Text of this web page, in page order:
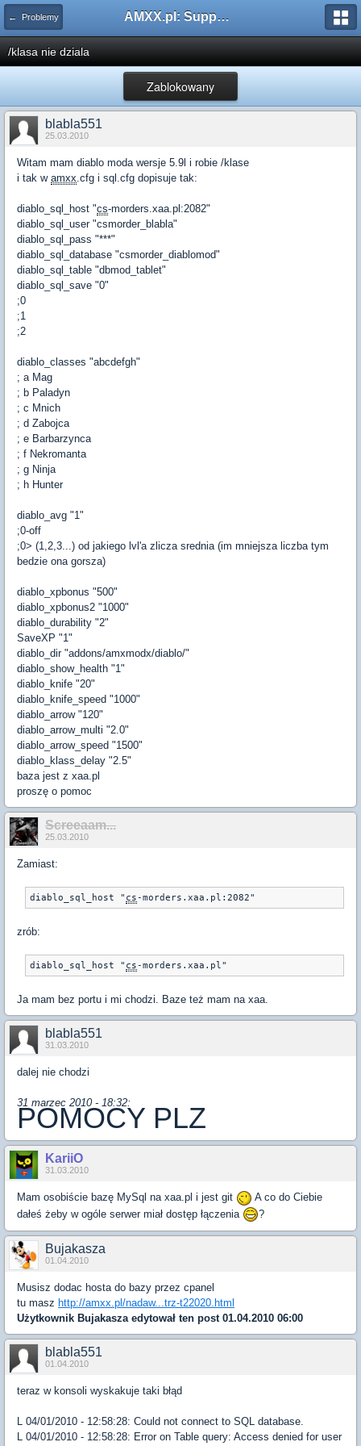
← Problemy AMXX.pl: Support AMX Mod X i SourceMod
/klasa nie dziala
Zablokowany
blabla551
25.03.2010
Witam mam diablo moda wersje 5.9l i robie /klase
i tak w amxx.cfg i sql.cfg dopisuje tak:
diablo_sql_host "cs-morders.xaa.pl:2082"
diablo_sql_user "csmorder_blabla"
diablo_sql_pass "***"
diablo_sql_database "csmorder_diablomod"
diablo_sql_table "dbmod_tablet"
diablo_sql_save "0"
;0
;1
;2
diablo_classes "abcdefgh"
; a Mag
; b Paladyn
; c Mnich
; d Zabojca
; e Barbarzynca
; f Nekromanta
; g Ninja
; h Hunter
diablo_avg "1"
;0-off
;0> (1,2,3...) od jakiego lvl'a zlicza srednia (im mniejsza liczba tym
bedzie ona gorsza)
diablo_xpbonus "500"
diablo_xpbonus2 "1000"
diablo_durability "2"
SaveXP "1"
diablo_dir "addons/amxmodx/diablo/"
diablo_show_health "1"
diablo_knife "20"
diablo_knife_speed "1000"
diablo_arrow "120"
diablo_arrow_multi "2.0"
diablo_arrow_speed "1500"
diablo_klass_delay "2.5"
baza jest z xaa.pl
proszę o pomoc
Screeaam...
25.03.2010
Zamiast:
diablo_sql_host " cs -morders.xaa.pl:2082"
zrób:
diablo_sql_host " cs -morders.xaa.pl"
Ja mam bez portu i mi chodzi. Baze też mam na xaa.
blabla551
31.03.2010
dalej nie chodzi
31 marzec 2010 - 18:32:
POMOCY PLZ
KariiO
31.03.2010
Mam osobiście bazę MySql na xaa.pl i jest git
A co do Ciebie
dałeś żeby w ogóle serwer miał dostęp łączenia
?
Bujakasza
01.04.2010
Musisz dodac hosta do bazy przez cpanel
tu masz http://amxx.pl/nadaw...trz-t22020.html
Użytkownik Bujakaszaedytował ten post 01.04.2010 06:00
blabla551
01.04.2010
teraz w konsoli wyskakuje taki błąd
L 04/01/2010 - 12:58:28: Could not connect to SQL database.
L 04/01/2010 - 12:58:28: Error on Table query: Access denied for user